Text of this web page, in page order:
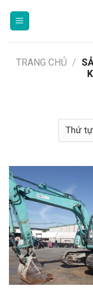
TRANG CHỦ /